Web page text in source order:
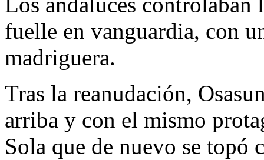
fuelle en vanguardia, con
madriguera.
Tras la reanudación,
arriba y con el mismo
Sola que de nuevo se topó